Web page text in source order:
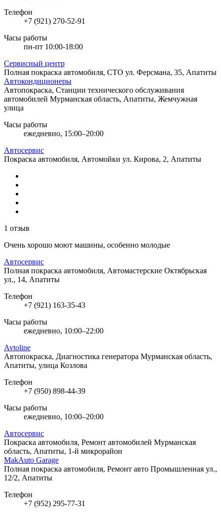
Телефон
+7 (921) 270-52-91
Часы работы
пн-пт 10:00-18:00
Сервисный центр
Полная покраска автомобиля, СТО ул. Ферсмана, 35, Апатиты
Автокондиционеры
Автопокраска, Станции технического обслуживания
автомобилей Мурманская область, Апатиты, Жемчужная
улица
Часы работы
ежедневно, 15:00–20:00
Автосервис
Покраска автомобиля, Автомойки ул. Кирова, 2, Апатиты
1 отзыв
Очень хорошо моют машины, особенно молодые
Автосервис
Полная покраска автомобиля, Автомастерские Октябрьская
ул., 14, Апатиты
Телефон
+7 (921) 163-35-43
Часы работы
ежедневно, 10:00–22:00
Avtoline
Автопокраска, Диагностика генератора Мурманская область,
Апатиты, улица Козлова
Телефон
+7 (950) 898-44-39
Часы работы
ежедневно, 10:00–20:00
Автосервис
Покраска автомобиля, Ремонт автомобилей Мурманская
область, Апатиты, 1-й микрорайон
MakAuto Garage
Полная покраска автомобиля, Ремонт авто Промышленная ул.,
12/2, Апатиты
Телефон
+7 (952) 295-77-31